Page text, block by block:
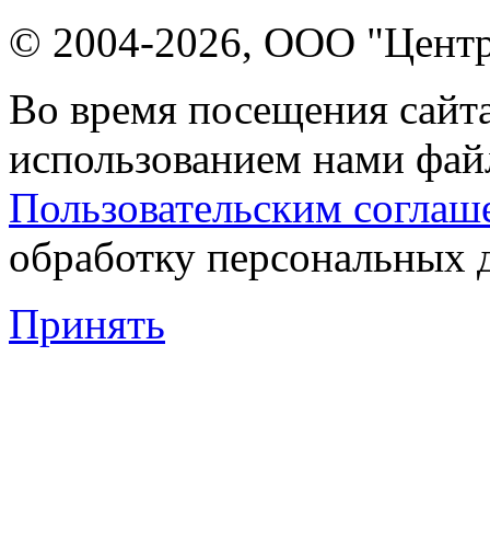
© 2004-2026, ООО "Центр
Во время посещения
использованием нами
Пользовательским
обработку персональных
Принять